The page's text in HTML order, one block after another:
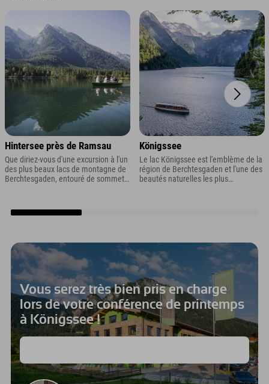
Hintersee près de Ramsau
Que diriez-vous d'une excursion à l'un
des plus beaux lacs de montagne de
Berchtesgaden, entouré de sommets,
peu cliché, mais c'est exactement ce
que propose le Hintersee, près de
Königssee
Le lac Königssee est l'emblème de la
région de Berchtesgaden et l'une des
beautés naturelles les plus
Vous serez très bien pris en charge
lors de votre conférence de printemps
à Königssee !